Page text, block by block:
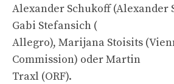
Alexander Schukoff (Alexander
Gabi Stefansich (
Allegro), Marijana Stoisits
Commission) oder Martin
Traxl (ORF).